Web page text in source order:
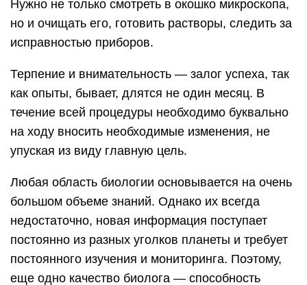
Нужно не только смотреть в окошко микроскопа,
но и очищать его, готовить растворы, следить за
исправностью приборов.
Терпение и внимательность — залог успеха, так
как опыты, бывает, длятся не один месяц. В
течение всей процедуры необходимо буквально
на ходу вносить необходимые изменения, не
упуская из виду главную цель.
Любая область биологии основывается на очень
большом объеме знаний. Однако их всегда
недостаточно, новая информация поступает
постоянно из разных уголков планеты и требует
постоянного изучения и мониторинга. Поэтому,
еще одно качество биолога — способность